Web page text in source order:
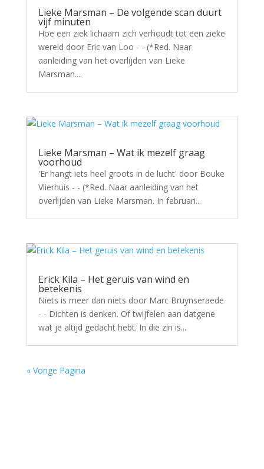
Lieke Marsman – De volgende scan duurt
vijf minuten
Hoe een ziek lichaam zich verhoudt tot een zieke
wereld door Eric van Loo - - (*Red. Naar
aanleiding van het overlijden van Lieke
Marsman....
Lieke Marsman – Wat ik mezelf graag
voorhoud
'Er hangt iets heel groots in de lucht' door Bouke
Vlierhuis - - (*Red. Naar aanleiding van het
overlijden van Lieke Marsman. In februari...
Erick Kila – Het geruis van wind en
betekenis
Niets is meer dan niets door Marc Bruynseraede
- - Dichten is denken. Of twijfelen aan datgene
wat je altijd gedacht hebt. In die zin is...
« Vorige Pagina